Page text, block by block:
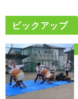
ピックアップ